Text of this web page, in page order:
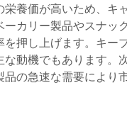
栄養価が高いため、キ
ーカリー製品やスナッ
を押し上げます。キー
な動機でもあります。
品の急速な需要により